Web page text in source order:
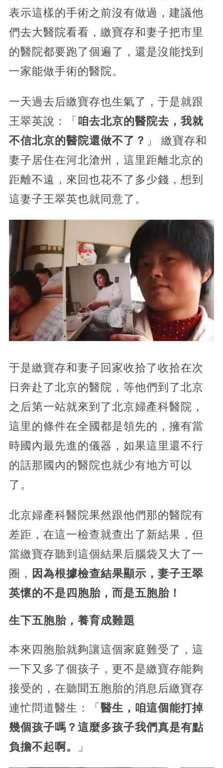
表示這樣的手術之前沒有做過，建議他
們去大醫院看看，繳寶存和妻子把市里
的醫院都要跑了個遍了，還是沒能找到
一家能做手術的醫院。
一天過去后繳寶存也生氣了，于是就跟
王翠英說：「 咱去北京的醫院去，我就
不信北京的醫院還做不了？ 」 繳寶存和
妻子居住在河北滄州，這里距離北京的
距離不遠，來回也花不了多少錢，想到
這妻子王翠英也就同意了。
于是繳寶存和妻子回家收拾了收拾在次
日奔赴了北京的醫院，等他們到了北京
之后第一站就來到了北京婦產科醫院，
這里的條件在全國都是領先的，擁有當
時國內最先進的儀器，如果這里還不行
的話那國內的醫院也就少有地方可以
了。
北京婦產科醫院果然跟他們那的醫院有
差距，在這一檢查就查出了新結果，但
當繳寶存聽到這個結果后腦袋又大了一
圈， 因為根據檢查結果顯示，妻子王翠
英懷的不是四胞胎，而是五胞胎！
生下五胞胎，養育成難題
本來四胞胎就夠讓這個家庭難受了，這
一下又多了個孩子，更不是繳寶存能夠
接受的，在聽聞五胞胎的消息后繳寶存
連忙問道醫生：「 醫生，咱這個能打掉
幾個孩子嗎？這麼多孩子我們真是有點
負擔不起啊。
」